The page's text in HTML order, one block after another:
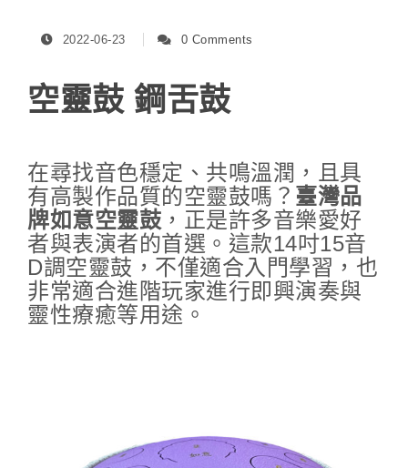
2022-06-23 0 Comments
空靈鼓 鋼舌鼓
在尋找音色穩定、共鳴溫潤，且具
有高製作品質的空靈鼓嗎？ 臺灣品
牌如意空靈鼓 ，正是許多音樂愛好
者與表演者的首選。這款14吋15音
D調空靈鼓，不僅適合入門學習，也
非常適合進階玩家進行即興演奏與
靈性療癒等用途。